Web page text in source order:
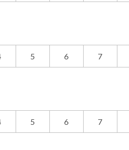
5 6 7
5 6 7